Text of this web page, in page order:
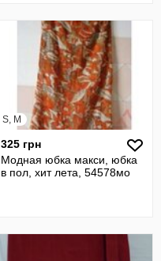
S, M
325 грн
Модная юбка макси, юбка
в пол, хит лета, 54578мо